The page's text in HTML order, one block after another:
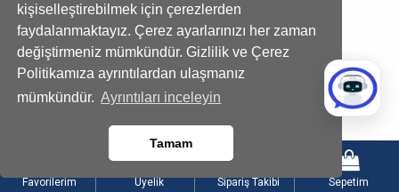
kişiselleştirebilmek için çerezlerden
faydalanmaktayız. Çerez ayarlarınızı her zaman
değiştirmeniz mümkündür. Gizlilik ve Çerez
Politikamıza ayrıntılardan ulaşmanız
mümkündür. Ayrıntıları inceleyin
Tamam
Kadife Kalpli Ayıcıklı Kutuda Çikolatalı
Kırmızı Gül
Sepette % 10 indirim
Limon Dilimli Beyaz Papatya Buketi
809,91 TL
Favorilerim Üyelik Sipariş Takibi Sepetim